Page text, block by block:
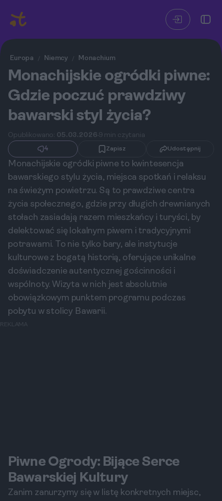
Europa / Niemcy / Monachium
Monachijskie ogródki piwne:
Gdzie poczuć prawdziwy
bawarski styl życia?
Opublikowano: 05.03.2026 9 min czytania
4
Zapisz Udostępnij
Monachijskie ogródki piwne to kwintesencja
bawarskiego stylu życia, miejsca spotkań i relaksu
na świeżym powietrzu. Są to prawdziwe centra
życia społecznego, gdzie przy długich drewnianych
stołach zasiadają razem mieszkańcy i turyści, by
delektować się lokalnym piwem i tradycyjnymi
potrawami. To nie tylko bary, ale instytucje
kulturowe z bogatą historią, oferujące unikalne
doświadczenie autentycznej gościnności i
wspólnoty. Wizyta w nich jest absolutnie
obowiązkowym punktem programu podczas
pobytu w stolicy Bawarii.
REKLAMA
Piwne Ogrody: Bijące Serce
Bawarskiej Kultury
Zanim zanurzymy się w listę konkretnych miejsc,